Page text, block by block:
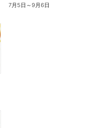
7月5日 ～9月6日